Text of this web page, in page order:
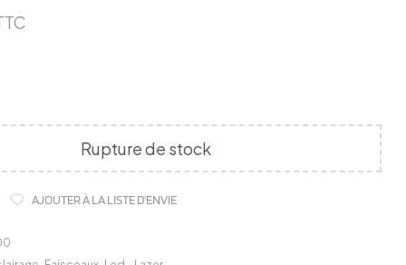
Rupture de stock
AJOUTER À LA LISTE D'ENVIE